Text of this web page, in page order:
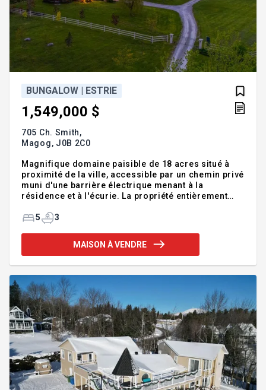
BUNGALOW | ESTRIE
1,549,000 $
705 Ch. Smith,
Magog, J0B 2C0
Magnifique domaine paisible de 18 acres situé à
proximité de la ville, accessible par un chemin privé
muni d'une barrière électrique menant à la
résidence et à l'écurie. La propriété entièrement
Les espaces de vie aménagées à aire ouverte
vue sur le terrain et une belle luminosité. On y
retrouve un plafond cathédrale avec des poutres de
d'armoires en bois et de comptoirs en granit.
Garage double,
5 3
MAISON À VENDRE